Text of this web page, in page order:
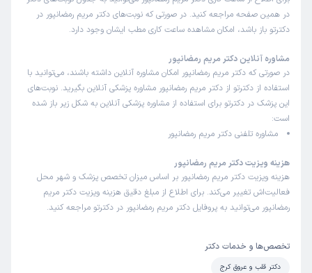
در همین صفحه مراجعه کنید. در صورتی که نوبت‌های دکتر مریم رمضانپور در
دکترتو باز باشد، امکان مشاهده ساعت کاری مطب ایشان وجود دارد.
مشاوره آنلاین دکتر مریم رمضانپور
در صورتی که دکتر مریم رمضانپور امکان مشاوره آنلاین داشته باشند، می‌توانید با
استفاده از دکترتو از دکتر مریم رمضانپور مشاوره پزشکی آنلاین بگیرید. نوبت‌های
این پزشک در دکترتو برای استفاده از مشاوره پزشکی آنلاین به شکل زیر باز شده
است:
مشاوره تلفنی دکتر مریم رمضانپور
هزینه ویزیت دکتر مریم رمضانپور
هزینه ویزیت دکتر مریم رمضانپور بر اساس میزان تخصص پزشک و شهر محل
فعالیت‌اش تغییر می‌کند. برای اطلاع از مبلغ دقیق هزینه ویزیت دکتر مریم
رمضانپور می‌توانید به پروفایل دکتر مریم رمضانپور در دکترتو مراجعه کنید.
تخصص‌ها و خدمات دکتر
دکتر قلب و عروق کرج